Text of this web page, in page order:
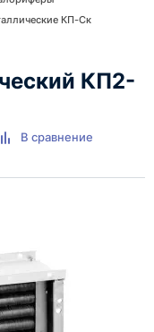
КП-Ск
КП2-
В сравнение